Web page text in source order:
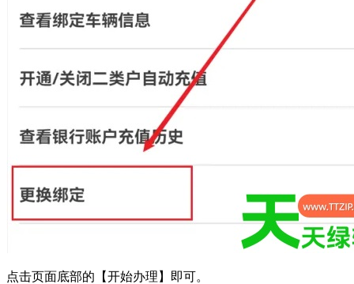
点击页面底部的【开始办理】即可。